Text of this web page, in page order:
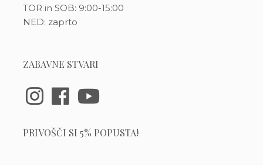
TOR in SOB: 9:00-15:00
NED: zaprto
ZABAVNE STVARI
PRIVOŠČI SI 5% POPUSTA!